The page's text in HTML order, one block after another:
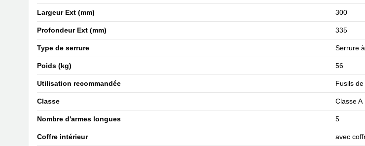
Largeur Ext (mm) 300
Profondeur Ext (mm) 335
Type de serrure Serrure
Poids (kg) 56
Utilisation recommandée Fusils
Classe Classe A
Nombre d'armes longues 5
Coffre intérieur avec